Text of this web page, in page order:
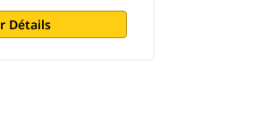
Détails